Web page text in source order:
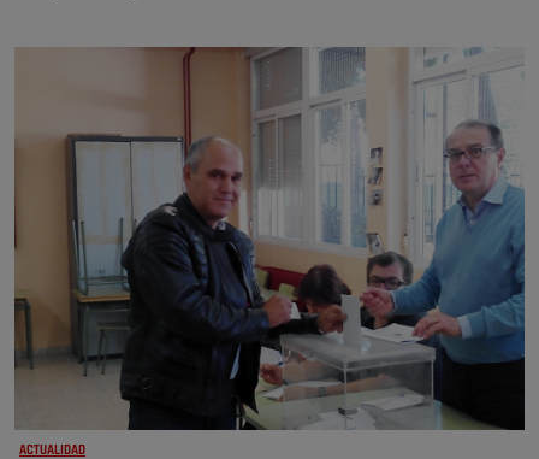
ACTUALIDAD